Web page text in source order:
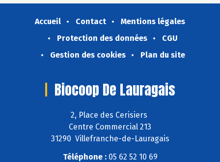
Accueil Contact
Mentions légales
Protection des données
CGU
Gestion des cookies
Plan du site
Biocoop De Lauragais
2, Place des Cerisiers
Centre Commercial 213
31290 Villefranche-de-Lauragais
Téléphone :05 62 52 10 69